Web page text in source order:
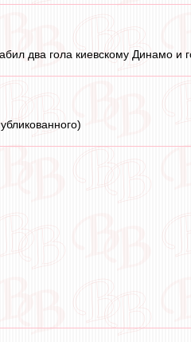
два гола киевскому Динамо и